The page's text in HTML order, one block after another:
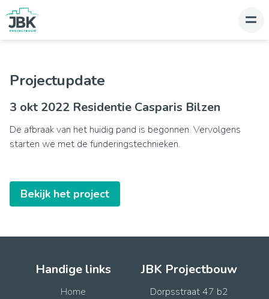
Projectupdate
3 okt 2022 Residentie Casparis Bilzen
De afbraak van het huidig pand is begonnen. Vervolgens
starten we met de funderingstechnieken.
Bekijk het project
Handige links
Home
JBK Projectbouw
Dorpsstraat 47 b2